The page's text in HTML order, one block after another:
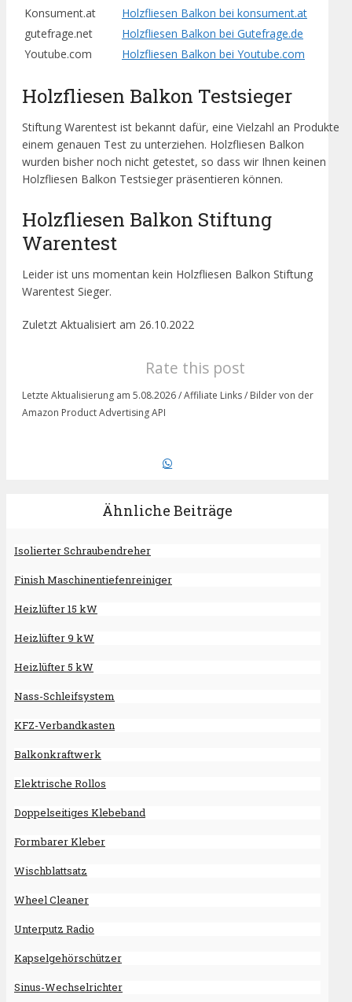
Konsument.at
Holzfliesen Balkon bei konsument.at
gutefrage.net
Holzfliesen Balkon bei Gutefrage.de
Youtube.com
Holzfliesen Balkon bei Youtube.com
Holzfliesen Balkon Testsieger
Stiftung Warentest ist bekannt dafür, eine Vielzahl an Produkte
einem genauen Test zu unterziehen. Holzfliesen Balkon
wurden bisher noch nicht getestet, so dass wir Ihnen keinen
Holzfliesen Balkon Testsieger präsentieren können.
Holzfliesen Balkon Stiftung
Warentest
Leider ist uns momentan kein Holzfliesen Balkon Stiftung
Warentest Sieger.
Zuletzt Aktualisiert am 26.10.2022
Rate this post
Letzte Aktualisierung am 5.08.2026 / Affiliate Links / Bilder von der
Amazon Product Advertising API
Ähnliche Beiträge
Isolierter Schraubendreher
Finish Maschinentiefenreiniger
Heizlüfter 15 kW
Heizlüfter 9 kW
Heizlüfter 5 kW
Nass-Schleifsystem
KFZ-Verbandkasten
Balkonkraftwerk
Elektrische Rollos
Doppelseitiges Klebeband
Formbarer Kleber
Wischblattsatz
Wheel Cleaner
Unterputz Radio
Kapselgehörschützer
Sinus-Wechselrichter